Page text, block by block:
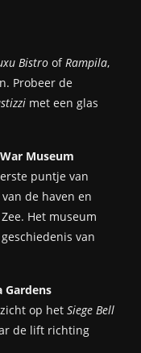
Bistro of Rampila,
Probeer de
met een glas
Museum
puntje van
de haven en
Het museum
van
Gardens
op het Siege Bell
de lift richting